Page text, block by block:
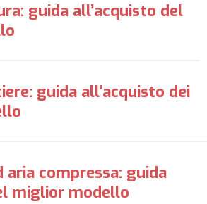
guida all’acquisto del
guida all’acquisto dei
aria compressa: guida
miglior modello